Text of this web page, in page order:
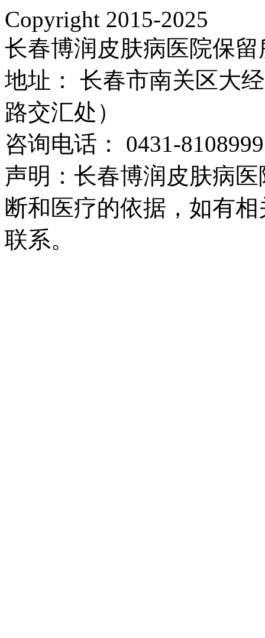
Copyright 2015-2025
长春博润皮肤病医院保
地址： 长春市南关区大
路交汇处）
咨询电话： 0431-
声明：长春博润皮肤病
断和医疗的依据，如有
联系。